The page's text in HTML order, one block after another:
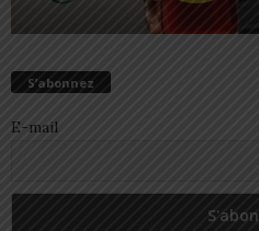
S’abonnez
E-mail